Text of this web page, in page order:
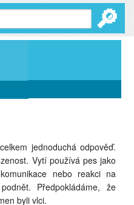
🔎
jednoduchá odpověď.
Vytí používá pes jako
nebo reakci na
Předpokládáme, že
byli vlci.